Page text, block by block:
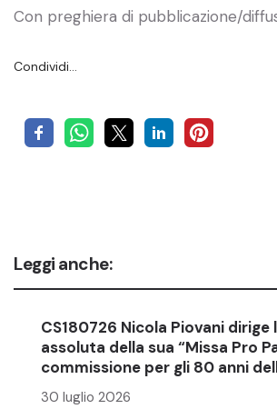
Con preghiera di pubblicazione/
Condividi…
Leggi anche:
CS180726 Nicola Piovani dirige
assoluta della sua “Missa Pro
commissione per gli 80 anni
30 luglio 2026